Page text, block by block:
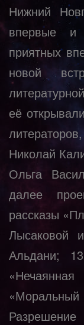
Нижний
впервые и
приятных
новой
её
Николай
Ольга
далее
рассказы
Лысаковой
Альдани;
Разрешение